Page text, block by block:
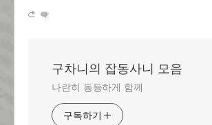
구차니의 잡동사니 모음
나란히 동등하게 함께
구독하기